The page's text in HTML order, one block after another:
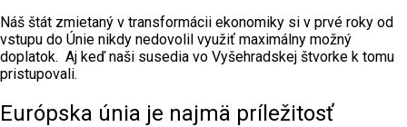
Náš štát zmietaný v transformácii ekonomiky si v prvé roky od
vstupu do Únie nikdy nedovolil využiť maximálny možný
doplatok. Aj keď naši susedia vo Vyšehradskej štvorke k tomu
pristupovali.
Európska únia je najmä príležitosť